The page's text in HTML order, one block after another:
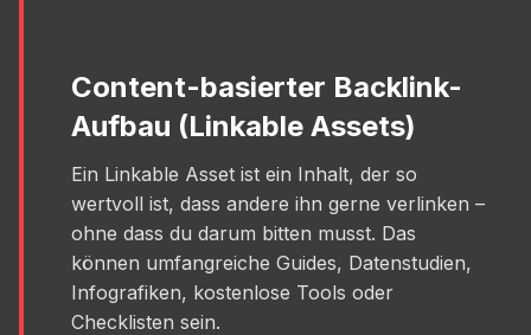
Content-basierter Backlink-
Aufbau (Linkable Assets)
Ein Linkable Asset ist ein Inhalt, der so
wertvoll ist, dass andere ihn gerne verlinken –
ohne dass du darum bitten musst. Das
können umfangreiche Guides, Datenstudien,
Infografiken, kostenlose Tools oder
Checklisten sein.